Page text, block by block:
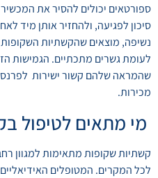
ספורטאים יכולים להסיר את
סיכון לפגיעה, ולהחזיר אותן מיד
נשיפה, מוצאים שהקשתיות השקופות
לעומת גשרים מתכתיים. הגמישות
שהמראה שלהם קשור ישירות
מכירות.
מי מתאים לטיפול
קשתיות שקופות מתאימות למגוון
לכל המקרים. המטופלים